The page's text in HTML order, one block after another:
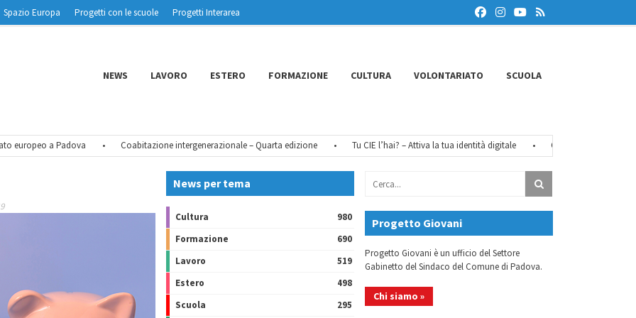
Spazio Europa Progetti con le scuole
Progetti Interarea
NEWS LAVORO ESTERO FORMAZIONE CULTURA VOLONTARIATO SCUOLA
a Padova • Coabitazione intergenerazionale – Quarta edizione • Tu CIE l’hai? – Attiva la tua identità digitale • Chiusure estive 2026
News per tema
Cultura
980
Formazione
690
Lavoro
519
Estero
498
Scuola
295
Progetto Giovani
Progetto Giovani è un ufficio del Settore
Gabinetto del Sindaco del Comune di Padova.
Chi siamo »